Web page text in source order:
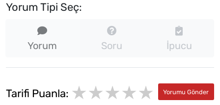
Yorum Tipi Seç:
Yorum Soru İpucu
Tarifi Puanla: ★★★★★
★
★